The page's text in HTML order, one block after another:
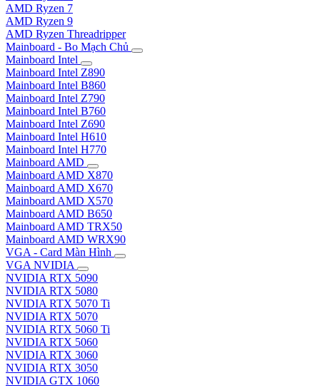
AMD Ryzen 7
AMD Ryzen 9
AMD Ryzen Threadripper
Mainboard - Bo Mạch Chủ
Mainboard Intel
Mainboard Intel Z890
Mainboard Intel B860
Mainboard Intel Z790
Mainboard Intel B760
Mainboard Intel Z690
Mainboard Intel H610
Mainboard Intel H770
Mainboard AMD
Mainboard AMD X870
Mainboard AMD X670
Mainboard AMD X570
Mainboard AMD B650
Mainboard AMD TRX50
Mainboard AMD WRX90
VGA - Card Màn Hình
VGA NVIDIA
NVIDIA RTX 5090
NVIDIA RTX 5080
NVIDIA RTX 5070 Ti
NVIDIA RTX 5070
NVIDIA RTX 5060 Ti
NVIDIA RTX 5060
NVIDIA RTX 3060
NVIDIA RTX 3050
NVIDIA GTX 1060